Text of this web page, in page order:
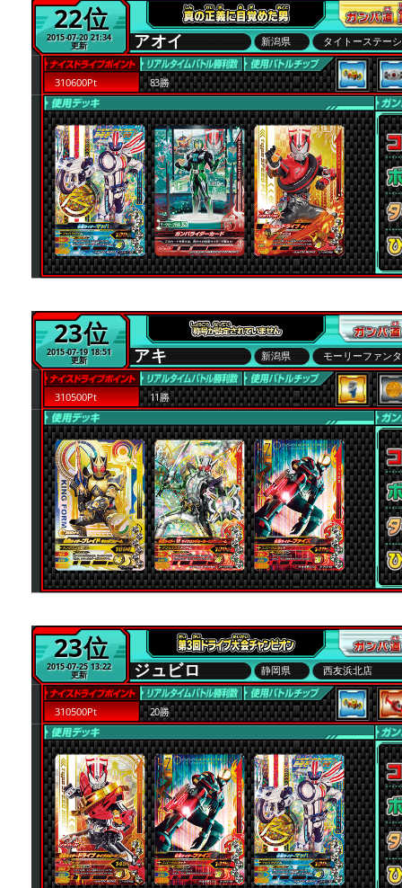
22位
2015-07-20 21:34
更新 アオイ 新潟県 タイトーステー
310600Pt 83勝
23位
2015-07-19 18:51
更新 アキ 新潟県 モーリーファン
310500Pt 11勝
23位
2015-07-25 13:22
更新 ジュビロ 静岡県 西友浜北店
310500Pt 20勝